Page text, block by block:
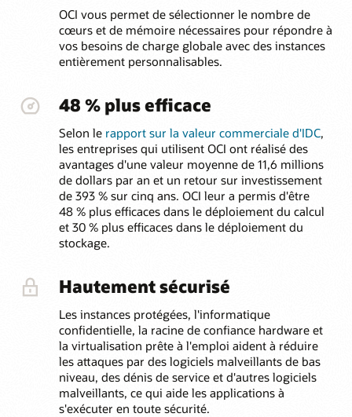
OCI vous permet de sélectionner le nombre de
cœurs et de mémoire nécessaires pour répondre à
vos besoins de charge globale avec des instances
entièrement personnalisables.
48 % plus efficace
Selon le rapport sur la valeur commerciale d'IDC,
les entreprises qui utilisent OCI ont réalisé des
avantages d'une valeur moyenne de 11,6 millions
de dollars par an et un retour sur investissement
de 393 % sur cinq ans. OCI leur a permis d'être
48 % plus efficaces dans le déploiement du calcul
et 30 % plus efficaces dans le déploiement du
stockage.
Hautement sécurisé
Les instances protégées, l'informatique
confidentielle, la racine de confiance hardware et
la virtualisation prête à l'emploi aident à réduire
les attaques par des logiciels malveillants de bas
niveau, des dénis de service et d'autres logiciels
malveillants, ce qui aide les applications à
s'exécuter en toute sécurité.